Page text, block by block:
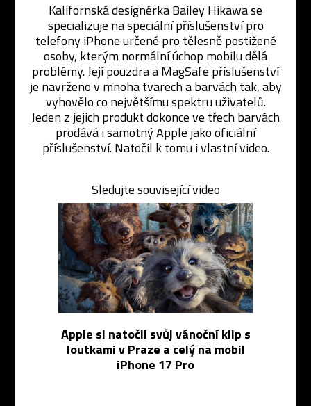
Kalifornská designérka Bailey Hikawa se
specializuje na speciální příslušenství pro
telefony iPhone určené pro tělesně postižené
osoby, kterým normální úchop mobilu dělá
problémy. Její pouzdra a MagSafe příslušenství
je navrženo v mnoha tvarech a barvách tak, aby
vyhovělo co největšímu spektru uživatelů.
Jeden z jejich produkt dokonce ve třech barvách
prodává i samotný Apple jako oficiální
příslušenství. Natočil k tomu i vlastní video.
Sledujte související video
Apple si natočil svůj vánoční klip s
loutkami v Praze a celý na mobil
iPhone 17 Pro